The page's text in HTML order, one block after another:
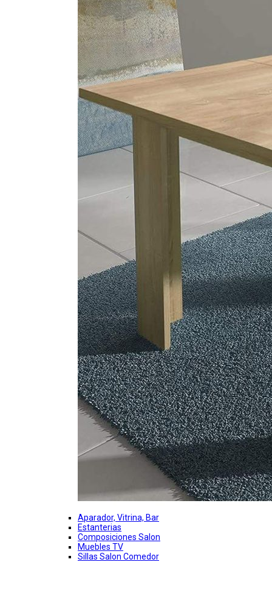
Aparador, Vitrina, Bar
Estanterias
Composiciones Salon
Muebles TV
Sillas Salon Comedor